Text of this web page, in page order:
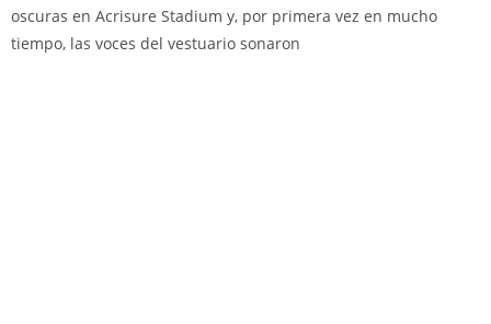
oscuras en Acrisure Stadium y, por primera vez en mucho
tiempo, las voces del vestuario sonaron